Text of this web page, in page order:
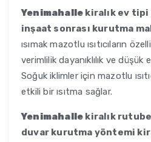
Yenimahalle kiralık ev tipi
inşaat sonrası kurutma
ısımak mazotlu ısıtıcıların
verimlilik dayanıklılık ve
Soğuk iklimler için mazotlu
etkili bir ısıtma sağlar.
Yenimahalle kiralık
duvar kurutma yöntemi